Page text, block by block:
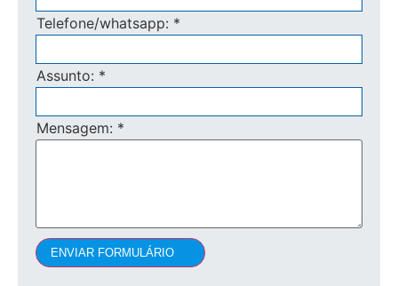
Telefone/whatsapp: *
Assunto: *
Mensagem: *
ENVIAR FORMULÁRIO